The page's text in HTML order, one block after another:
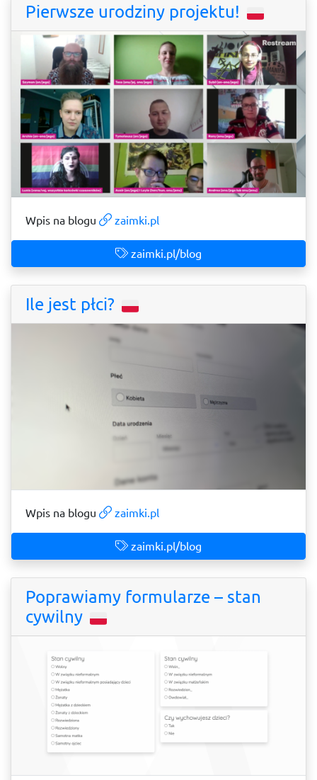
Pierwsze urodziny projektu!
Wpis na blogu zaimki.pl
zaimki.pl/blog
Ile jest płci?
Wpis na blogu zaimki.pl
zaimki.pl/blog
Poprawiamy formularze – stan
cywilny